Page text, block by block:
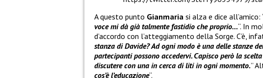
A questo punto Gianmaria si alza e dice all’amico:
voce mi dà già talmente fastidio che proprio…“. In
d’accordo con l’atteggiamento della Sorge. C’è,
stanza di Davide? Ad ogni modo è una delle stanze
partecipanti possono accedervi. Capisco però la
discutere con una in cerca di liti in ogni momento.”
cos’è l’educazione“.